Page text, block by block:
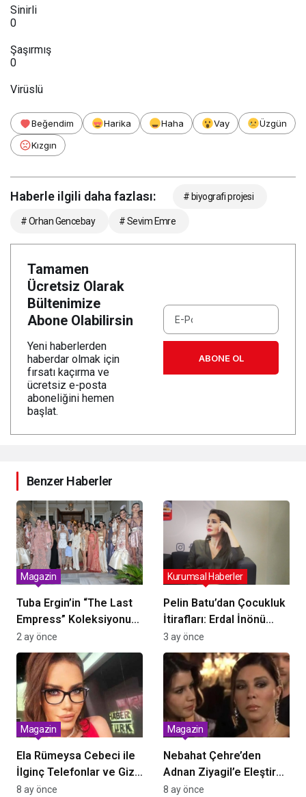
Sinirli
0
Şaşırmış
0
Virüslü
Beğendim Harika Haha Vay
Üzgün
Kızgın
Haberle ilgili daha fazlası: # biyografi projesi
# Orhan Gencebay # Sevim Emre
Tamamen
Ücretsiz Olarak
Bültenimize
Abone Olabilirsin
Yeni haberlerden
haberdar olmak için
fırsatı kaçırma ve
ücretsiz e-posta
aboneliğini hemen
başlat.
ABONE OL
Benzer Haberler
Tuba Ergin’in “The Last
Empress” Koleksiyonu
Büyükada’da Tanıtıldı:
Tarih ve Zarafet Buluştu
Magazin
2 ay önce
Pelin Batu’dan Çocukluk
İtirafları: Erdal İnönü
Hayranlığı
Kurumsal Haberler
3 ay önce
Ela Rümeysa Cebeci ile
İlginç Telefonlar ve Gizli
Arşiv İddiaları Sarsıyor
Magazin
8 ay önce
Nebahat Çehre’den
Adnan Ziyagil’e Eleştirel
Vurguyla Aşkın Aile
Magazin
8 ay önce